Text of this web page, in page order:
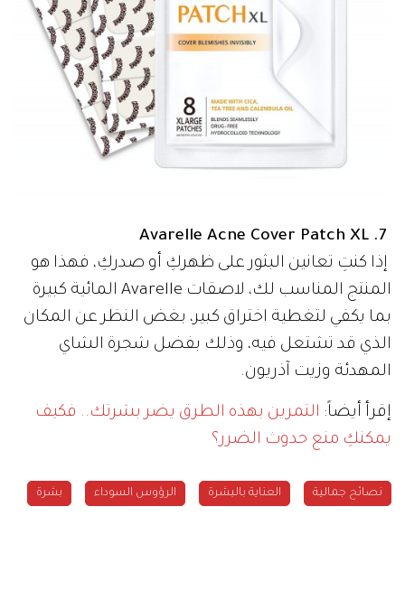
Avarelle Acne Cover Patch XL
إذا كنتِ تعانين البثور على ظهركِ أو صدركِ، فهذا هو
المنتج المناسب لك، لاصقات Avarelle المائية كبيرة
بما يكفي لتغطية اختراق كبير، بغض النظر عن المكان
الذي قد تشتعل فيه، وذلك بفضل شجرة الشاي
المهدئة وزيت آذريون.
إقرأ أيضاً: التمرين بهذه الطرق يضر بشرتك.. فكيف
يمكنكِ منع حدوث الضرر؟
نصائح جمالية العناية بالبشرة الرؤوس السوداء بشرة